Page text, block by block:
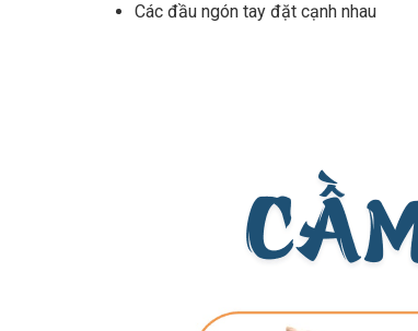
Các đầu ngón tay đặt cạnh nhau